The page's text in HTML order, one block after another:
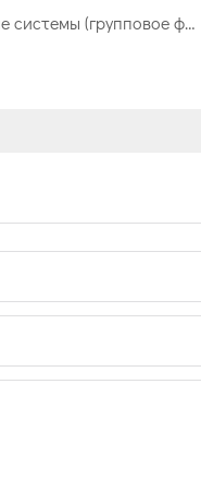
Фотоэлектрические системы (групповое фото) Город Яотоу Сюян Фотоэлектрические проекты «Рыбалка и дополнительные фотоэлектрические системы»,